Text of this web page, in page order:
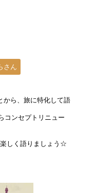
さん
から、旅に特化して語
コンセプトリニュー
しく語りましょう☆